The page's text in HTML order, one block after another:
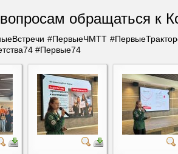
обращаться к
#ПервыеЧМТТ
#Первые74